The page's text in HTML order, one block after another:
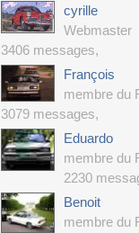
cyrille
Webmaster
3406 messages,
François
membre du
3079 messages,
Eduardo
membre du
2230
Benoit
membre du